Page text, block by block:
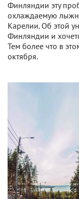
Финляндии эту
охлаждаемую
Карелии. Об этой
Финляндии и
Тем более что в
октября.